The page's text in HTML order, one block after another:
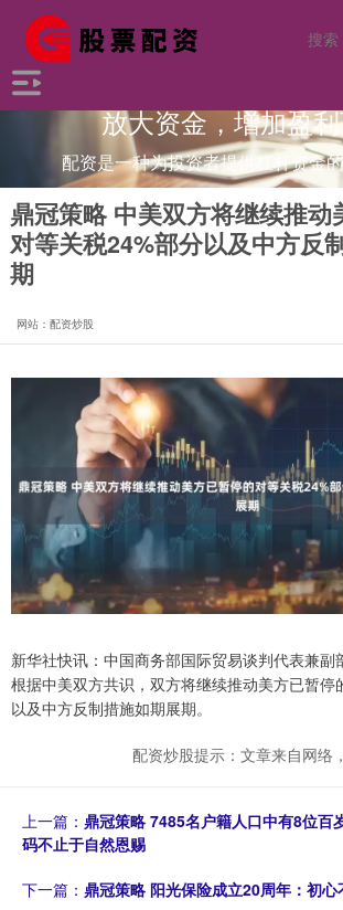
放大资金，增加盈
配资是一种为投资者提供杠杆资金
鼎冠策略 中美双方将继续推动
对等关税24%部分以及中方反
期
网站：配资炒股
新华社快讯：中国商务部国际贸易谈判代表兼副
根据中美双方共识，双方将继续推动美方已暂停
以及中方反制措施如期展期。
配资炒股提示：文章来自网络
上一篇： 鼎冠策略 7485名户籍人口中有8位百
码不止于自然恩赐
下一篇： 鼎冠策略 阳光保险成立20周年：初心